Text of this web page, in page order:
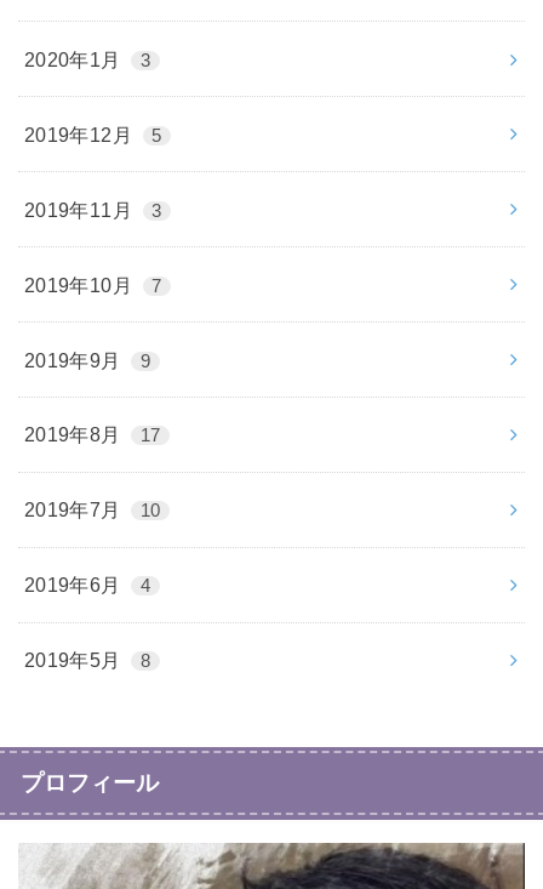
2020年1月 3
2019年12月 5
2019年11月 3
2019年10月 7
2019年9月 9
2019年8月 17
2019年7月 10
2019年6月 4
2019年5月 8
プロフィール